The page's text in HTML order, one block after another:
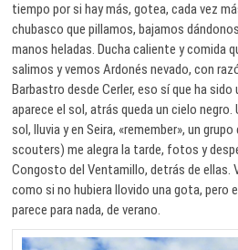
tiempo por si hay más, gotea, cada vez
chubasco que pillamos, bajamos
manos heladas. Ducha caliente y comida
salimos y vemos Ardonés nevado, con
Barbastro desde Cerler, eso sí que ha
aparece el sol, atrás queda un cielo
sol, lluvia y en Seira, «remember», un
scouters) me alegra la tarde, fotos y
Congosto del Ventamillo, detrás de ellas.
como si no hubiera llovido una gota, pero
parece para nada, de verano.